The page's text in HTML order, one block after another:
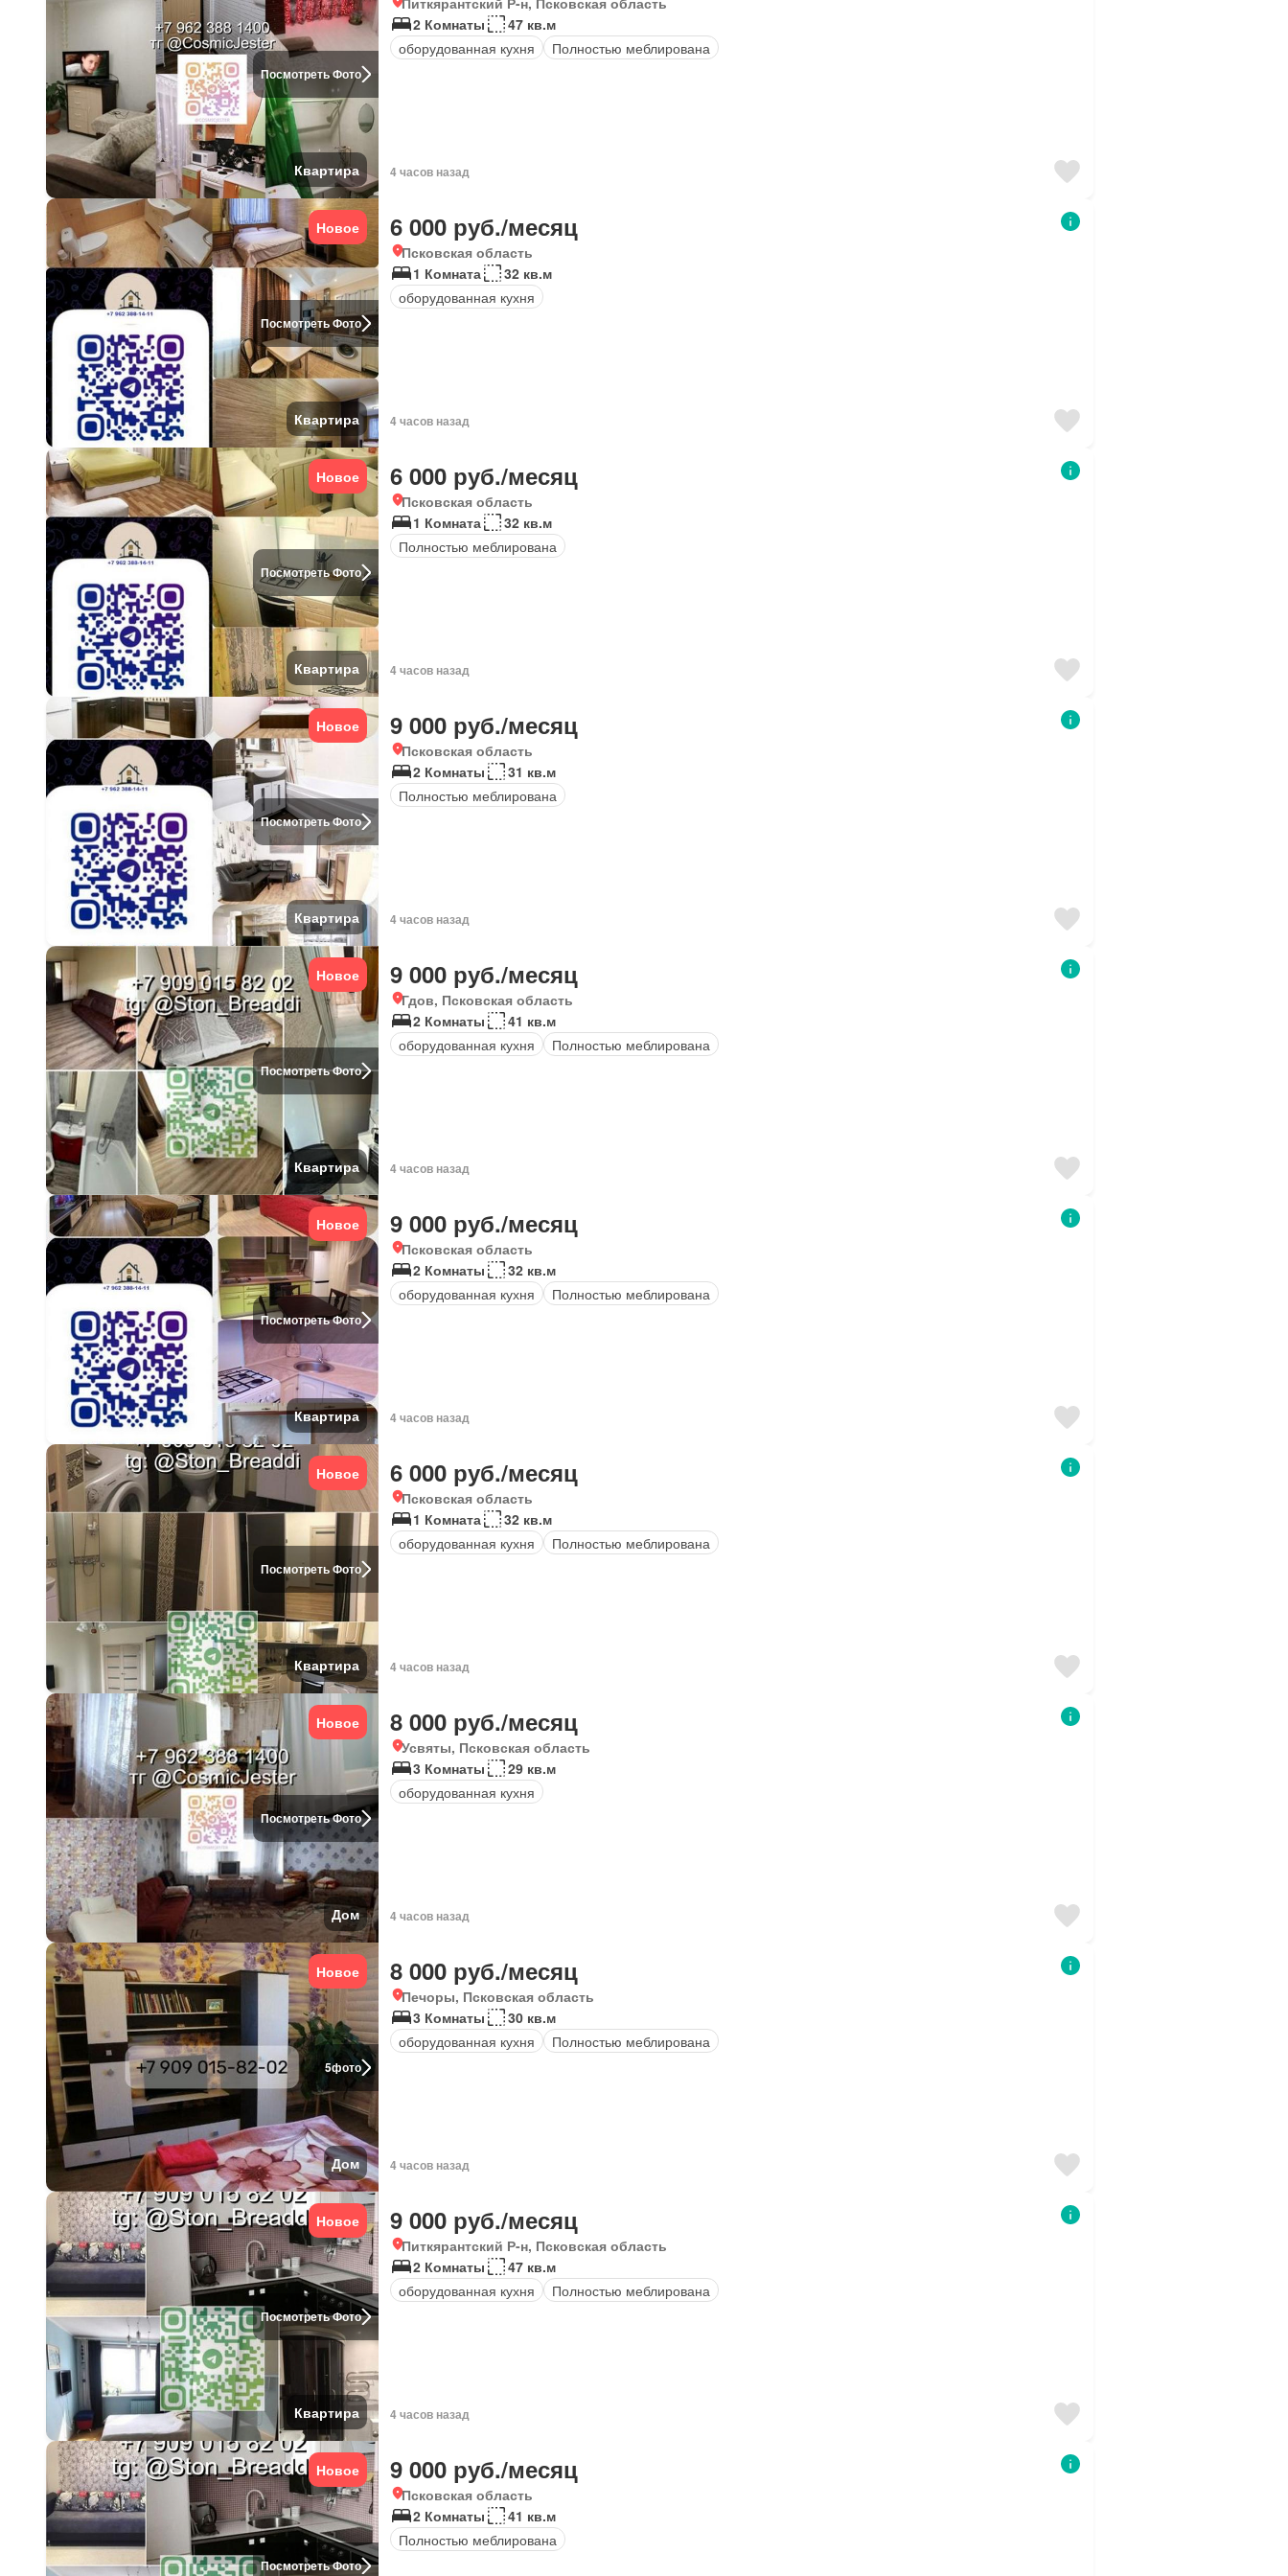
Посмотреть Фото
Квартира
2 Комнаты
47 кв.м
оборудованная кухня
Полностью меблирована
4 часов назад
Посмотреть Фото
Новое
Квартира
6 000 руб./месяц
Псковская область
1 Комната
32 кв.м
оборудованная кухня
4 часов назад
Посмотреть Фото
Новое
Квартира
6 000 руб./месяц
Псковская область
1 Комната
32 кв.м
Полностью меблирована
4 часов назад
Посмотреть Фото
Новое
Квартира
9 000 руб./месяц
Псковская область
2 Комнаты
31 кв.м
Полностью меблирована
4 часов назад
Посмотреть Фото
Новое
Квартира
9 000 руб./месяц
Гдов, Псковская область
2 Комнаты
41 кв.м
оборудованная кухня
Полностью меблирована
4 часов назад
Посмотреть Фото
Новое
Квартира
9 000 руб./месяц
Псковская область
2 Комнаты
32 кв.м
оборудованная кухня
Полностью меблирована
4 часов назад
Посмотреть Фото
Новое
Квартира
6 000 руб./месяц
Псковская область
1 Комната
32 кв.м
оборудованная кухня
Полностью меблирована
4 часов назад
Посмотреть Фото
Новое
Дом
8 000 руб./месяц
Усвяты, Псковская область
3 Комнаты
29 кв.м
оборудованная кухня
4 часов назад
5фото
Новое
Дом
8 000 руб./месяц
Печоры, Псковская область
3 Комнаты
30 кв.м
оборудованная кухня
Полностью меблирована
4 часов назад
Посмотреть Фото
Новое
Квартира
9 000 руб./месяц
Питкярантский Р-н, Псковская область
2 Комнаты
47 кв.м
оборудованная кухня
Полностью меблирована
4 часов назад
Посмотреть Фото
Новое 9 000 руб./месяц
Псковская область
2 Комнаты
41 кв.м
Полностью меблирована